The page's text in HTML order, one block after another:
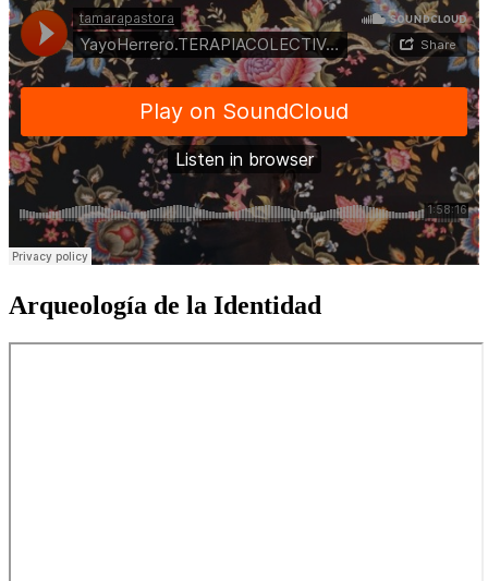
Arqueología de la Identidad